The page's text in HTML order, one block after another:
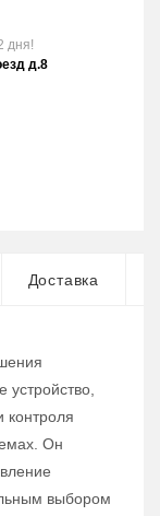
дня!
д.8
Доставка
контроля
Он
выбором